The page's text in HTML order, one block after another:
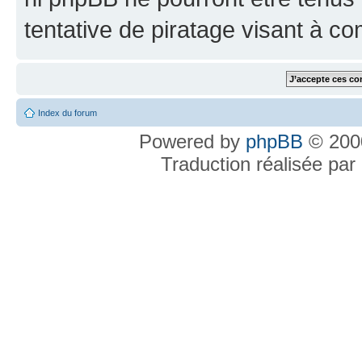
tentative de piratage visant à
Index du forum
Powered by phpBB ©
Traduction réalisée par